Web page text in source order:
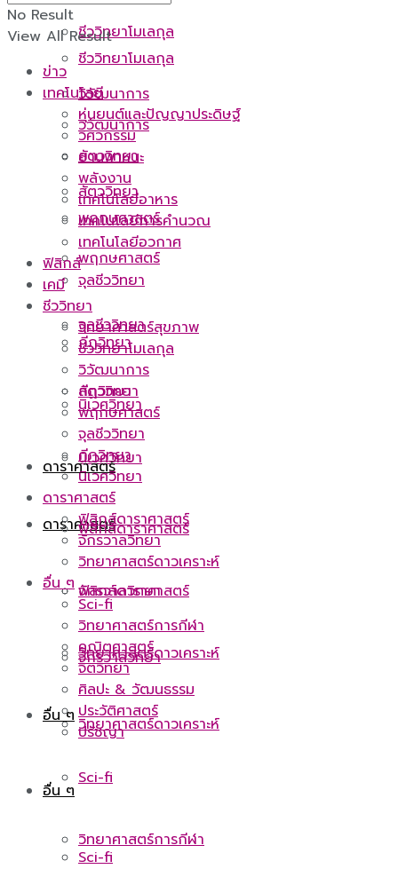
ชีววิทยาโมเลกุล
วิวัฒนาการ
สัตววิทยา
พฤกษศาสตร์
จุลชีววิทยา
กีฏวิทยา
นิเวศวิทยา
ดาราศาสตร์
ฟิสิกส์ดาราศาสตร์
จักรวาลวิทยา
วิทยาศาสตร์ดาวเคราะห์
อื่น ๆ
Sci-fi
ชีววิทยาโมเลกุล
วิวัฒนาการ
สัตววิทยา
พฤกษศาสตร์
จุลชีววิทยา
กีฏวิทยา
นิเวศวิทยา
ดาราศาสตร์
ฟิสิกส์ดาราศาสตร์
จักรวาลวิทยา
วิทยาศาสตร์ดาวเคราะห์
อื่น ๆ
Sci-fi
วิทยาศาสตร์การกีฬา
No Result
View All Result
ข่าว
เทคโนโลยี
หุ่นยนต์และปัญญาประดิษฐ์
วิศวกรรม
ยานพาหนะ
พลังงาน
เทคโนโลยีอาหาร
เทคโนโลยีการคำนวณ
เทคโนโลยีอวกาศ
ฟิสิกส์
เคมี
ชีววิทยา
วิทยาศาสตร์สุขภาพ
ชีววิทยาโมเลกุล
วิวัฒนาการ
สัตววิทยา
พฤกษศาสตร์
จุลชีววิทยา
กีฏวิทยา
นิเวศวิทยา
ดาราศาสตร์
ฟิสิกส์ดาราศาสตร์
จักรวาลวิทยา
วิทยาศาสตร์ดาวเคราะห์
อื่น ๆ
Sci-fi
วิทยาศาสตร์การกีฬา
คณิตศาสตร์
จิตวิทยา
ศิลปะ & วัฒนธรรม
ประวัติศาสตร์
ปรัชญา